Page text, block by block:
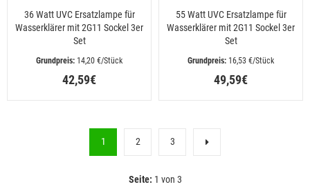
36 Watt UVC Ersatzlampe für
Wasserklärer mit 2G11 Sockel 3er
Set
14,20 €/Stück
42,59€
55 Watt UVC Ersatzlampe für
Wasserklärer mit 2G11 Sockel 3er
Set
16,53 €/Stück
49,59€
1 2 3
Seite: 1 von 3